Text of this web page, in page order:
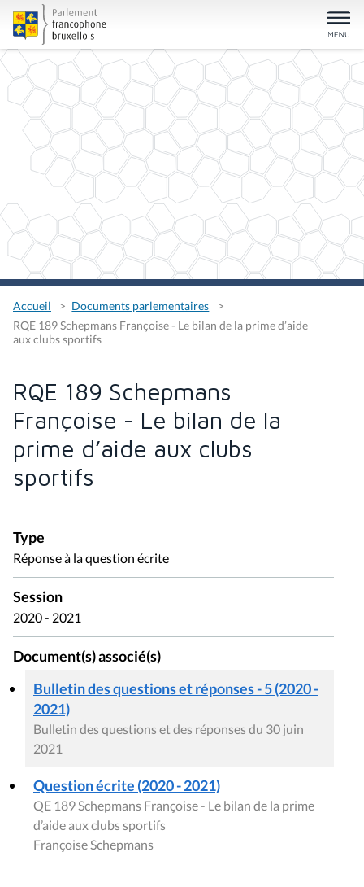
Accueil
Documents parlementaires
RQE 189 Schepmans Françoise - Le bilan de la prime d’aide
aux clubs sportifs
RQE 189 Schepmans
Françoise - Le bilan de la
prime d’aide aux clubs
sportifs
Type
Réponse à la question écrite
Session
2020 - 2021
Document(s) associé(s)
Bulletin des questions et réponses - 5 (2020 -
2021)
Bulletin des questions et des réponses du 30 juin
2021
Question écrite (2020 - 2021)
QE 189 Schepmans Françoise - Le bilan de la prime
d’aide aux clubs sportifs
Françoise Schepmans